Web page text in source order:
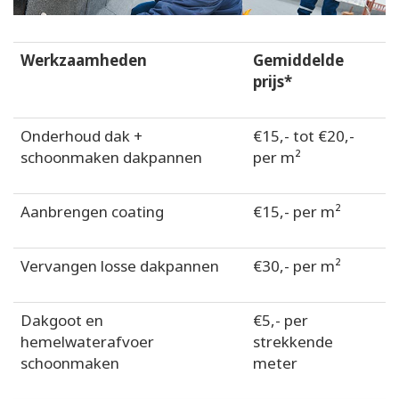
Werkzaamheden
Gemiddelde
prijs*
Onderhoud dak +
schoonmaken dakpannen
€15,- tot €20,-
per m²
Aanbrengen coating €15,- per m²
Vervangen losse dakpannen €30,- per m²
Dakgoot en
hemelwaterafvoer
schoonmaken
€5,- per
strekkende
meter